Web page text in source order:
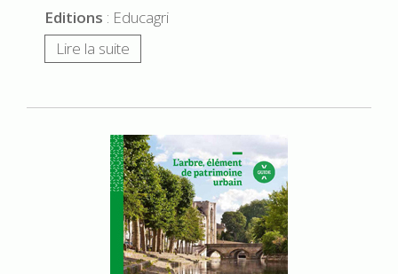
Editions : Educagri
Lire la suite